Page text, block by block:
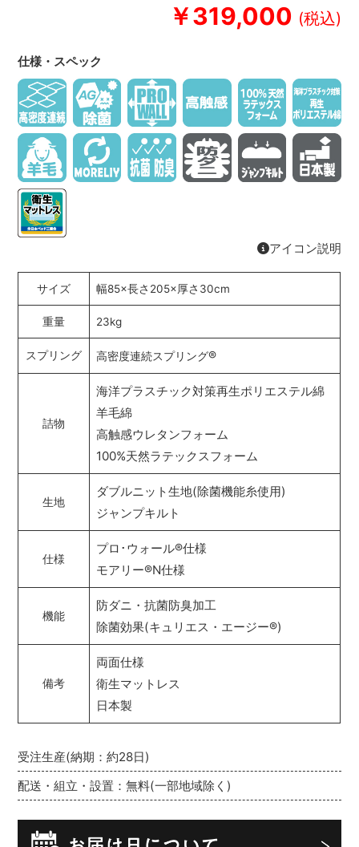
￥319,000
受注生産(納期：約28日)
配送・組立・設置：無料(一部地域除く)
仕様・スペック
アイコン説明
サイズ 幅85×長さ205×厚さ30cm
重量 23kg
スプリング 高密度連続スプリング®
詰物
海洋プラスチック対策再生ポリエステル綿
羊毛綿
高触感ウレタンフォーム
100%天然ラテックスフォーム
生地
ダブルニット生地(除菌機能糸使用)
ジャンプキルト
仕様
プロ･ウォール®仕様
モアリー®N仕様
機能
防ダニ・抗菌防臭加工
除菌効果(キュリエス・エージー®)
備考
両面仕様
衛生マットレス
日本製